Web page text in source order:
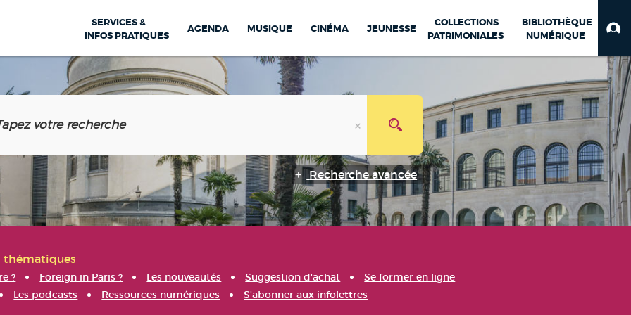
SERVICES &
INFOS PRATIQUES
AGENDA MUSIQUE CINÉMA JEUNESSE
COLLECTIONS
PATRIMONIALES
BIBLIOTHÈQUE
NUMÉRIQUE
Recherche avancée
thématiques
? Foreign in Paris ? Les nouveautés Suggestion d'achat
Se former en ligne
Les podcasts Ressources numériques S'abonner aux infolettres